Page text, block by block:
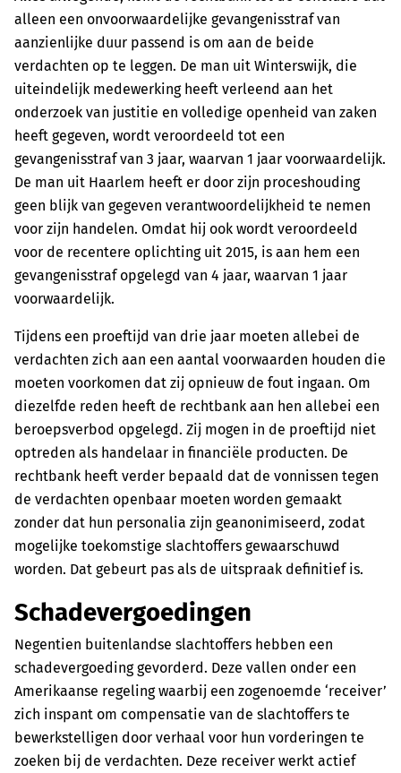
alleen een onvoorwaardelijke gevangenisstraf van
aanzienlijke duur passend is om aan de beide
verdachten op te leggen. De man uit Winterswijk, die
uiteindelijk medewerking heeft verleend aan het
onderzoek van justitie en volledige openheid van zaken
heeft gegeven, wordt veroordeeld tot een
gevangenisstraf van 3 jaar, waarvan 1 jaar voorwaardelijk.
De man uit Haarlem heeft er door zijn proceshouding
geen blijk van gegeven verantwoordelijkheid te nemen
voor zijn handelen. Omdat hij ook wordt veroordeeld
voor de recentere oplichting uit 2015, is aan hem een
gevangenisstraf opgelegd van 4 jaar, waarvan 1 jaar
voorwaardelijk.
Tijdens een proeftijd van drie jaar moeten allebei de
verdachten zich aan een aantal voorwaarden houden die
moeten voorkomen dat zij opnieuw de fout ingaan. Om
diezelfde reden heeft de rechtbank aan hen allebei een
beroepsverbod opgelegd. Zij mogen in de proeftijd niet
optreden als handelaar in financiële producten. De
rechtbank heeft verder bepaald dat de vonnissen tegen
de verdachten openbaar moeten worden gemaakt
zonder dat hun personalia zijn geanonimiseerd, zodat
mogelijke toekomstige slachtoffers gewaarschuwd
worden. Dat gebeurt pas als de uitspraak definitief is.
Schadevergoedingen
Negentien buitenlandse slachtoffers hebben een
schadevergoeding gevorderd. Deze vallen onder een
Amerikaanse regeling waarbij een zogenoemde ‘receiver’
zich inspant om compensatie van de slachtoffers te
bewerkstelligen door verhaal voor hun vorderingen te
zoeken bij de verdachten. Deze receiver werkt actief